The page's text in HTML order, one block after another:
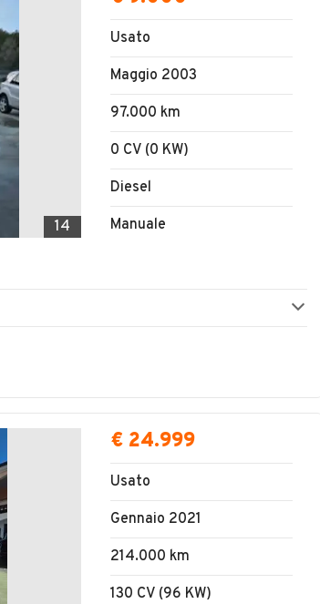
14
Usato
Maggio 2003
97.000 km
0 CV (0 KW)
Diesel
Manuale
€ 24.999
Usato
Gennaio 2021
214.000 km
130 CV (96 KW)